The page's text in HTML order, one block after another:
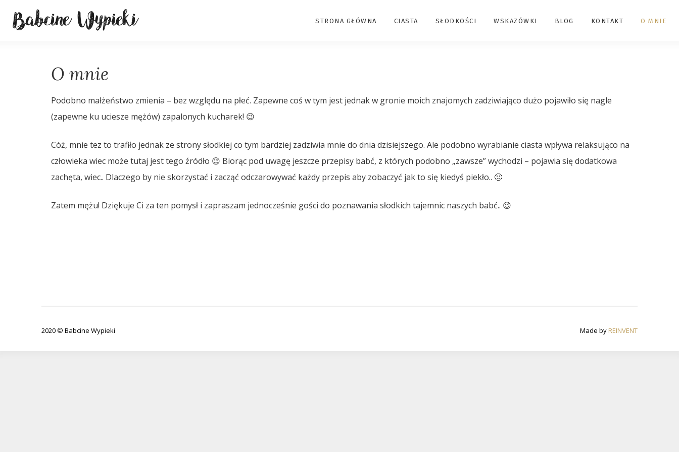
STRONA GŁÓWNA CIASTA SŁODKOŚCI WSKAZÓWKI BLOG KONTAKT O MNIE
O mnie
Podobno małżeństwo zmienia – bez względu na płeć. Zapewne coś w tym jest jednak w gronie moich znajomych zadziwiająco dużo pojawiło się nagle
(zapewne ku uciesze mężów) zapalonych kucharek! 😉
Cóż, mnie tez to trafiło jednak ze strony słodkiej co tym bardziej zadziwia mnie do dnia dzisiejszego. Ale podobno wyrabianie ciasta wpływa relaksująco na
człowieka wiec może tutaj jest tego źródło 😉 Biorąc pod uwagę jeszcze przepisy babć, z których podobno „zawsze” wychodzi – pojawia się dodatkowa
zachęta, wiec.. Dlaczego by nie skorzystać i zacząć odczarowywać każdy przepis aby zobaczyć jak to się kiedyś piekło.. 🙂
Zatem mężu! Dziękuje Ci za ten pomysł i zapraszam jednocześnie gości do poznawania słodkich tajemnic naszych babć.. 😉
2020 © Babcine Wypieki Made by REINVENT